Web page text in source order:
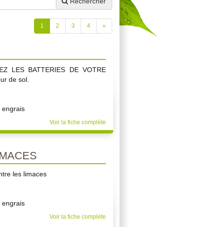
1 2 3 4 »
LES BATTERIES DE VOTRE
de sol.
engrais
Voir la fiche complète
les limaces
engrais
Voir la fiche complète